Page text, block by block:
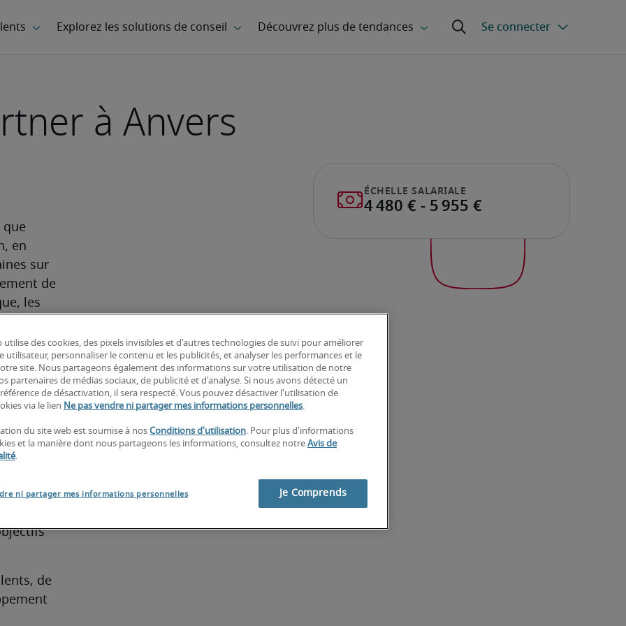
à Anvers
que
en
sur
de
les
de la
des
du
les
de
utilise des cookies, des pixels invisibles et d'autres technologies de suivi pour améliorer
utilisateur, personnaliser le contenu et les publicités, et analyser les performances et le
site. Nous partageons également des informations sur votre utilisation de notre
partenaires de médias sociaux, de publicité et d'analyse. Si nous avons détecté un
de désactivation, il sera respecté. Vous pouvez désactiver l'utilisation de
via le lien Ne pas vendre ni partager mes informations personnelles.
du site web est soumise à nos Conditions d'utilisation. Pour plus d'informations
et la manière dont nous partageons les informations, consultez notre Avis de
.
ni partager mes informations personnelles Je Comprends